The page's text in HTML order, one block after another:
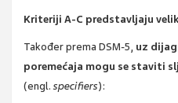
Kriteriji A-C predstavljaju
Također prema DSM-5, uz
poremećaja mogu se staviti
(engl. specifiers):